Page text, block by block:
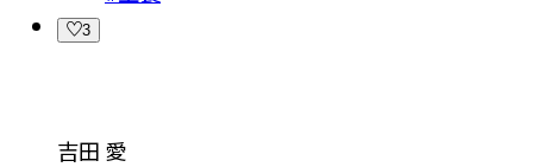
3
吉田 愛